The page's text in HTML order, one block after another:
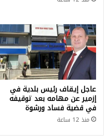
عاجل إيقاف رئيس بلدية في
إزمير عن مهامه بعد توقيفه
في قضية فساد ورشوة
منذ 12 ساعة